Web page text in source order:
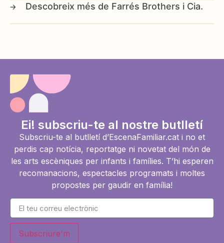
Farrés Brothers i Cia.
Ei! subscriu-te al nostre butlletí
Subscriu-te al butlletí d’EscenaFamiliar.cat i no et
perdis cap notícia, reportatge ni novetat del món de
les arts escèniques per infants i famílies. T’hi esperen
recomanacions, espectacles programats i moltes
propostes per gaudir en família!
Subscriure'm